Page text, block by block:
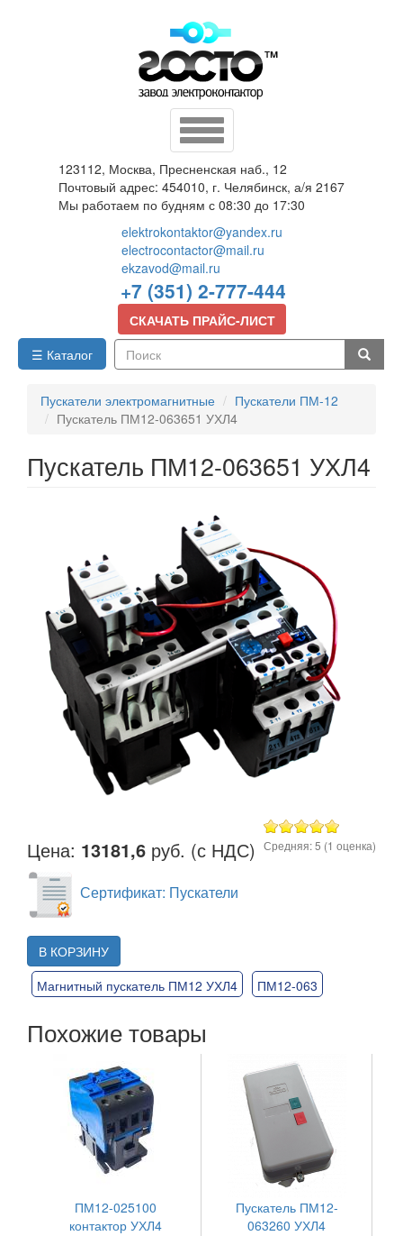
Toggle
navigation
123112, Москва, Пресненская наб., 12
Почтовый адрес: 454010, г. Челябинск, а/я 2167
Мы работаем по будням с 08:30 до 17:30
elektrokontaktor@yandex.ru
electrocontactor@mail.ru
ekzavod@mail.ru
+7 (351) 2-777-444
СКАЧАТЬ ПРАЙС-ЛИСТ
☰ Каталог
Пускатели электромагнитные
Пускатели ПМ-12
Пускатель ПМ12-063651 УХЛ4
Пускатель ПМ12-063651 УХЛ4
Цена: 13181,6 руб. (с НДС)
Сертификат: Пускатели
В КОРЗИНУ
Средняя:5 (1 оценка)
Магнитный пускатель ПМ12 УХЛ4 ПМ12-063
Похожие товары
ПМ12-025100
контактор УХЛ4
Пускатель ПМ12-
063260 УХЛ4